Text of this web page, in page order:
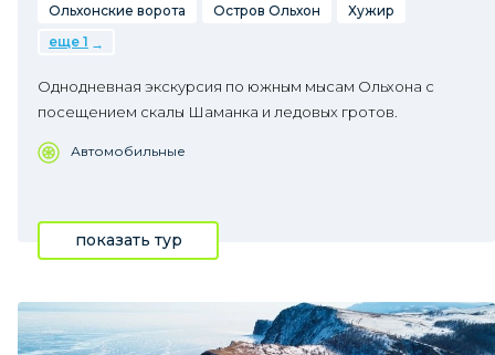
Ольхонские ворота Остров Ольхон
Хужир
еще 1
Однодневная экскурсия по южным мысам Ольхона с
посещением скалы Шаманка и ледовых гротов.
Автомобильные
показать тур